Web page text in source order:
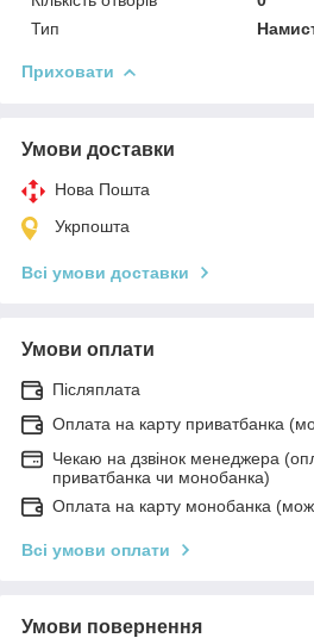
Тип
Приховати
Умови доставки
Нова Пошта
Укрпошта
Всі умови доставки
Умови оплати
Післяплата
Оплата на карту приватбанка
Чекаю на дзвінок менеджера
приватбанка чи монобанка)
Оплата на карту монобанка
Всі умови оплати
Умови повернення